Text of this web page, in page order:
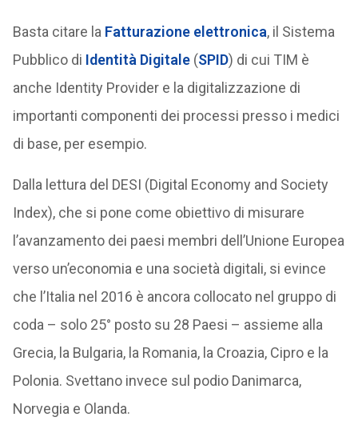
Basta citare la Fatturazione elettronica, il Sistema
Pubblico di Identità Digitale(SPID) di cui TIM è
anche Identity Provider e la digitalizzazione di
importanti componenti dei processi presso i medici
di base, per esempio.
Dalla lettura del DESI (Digital Economy and Society
Index), che si pone come obiettivo di misurare
l’avanzamento dei paesi membri dell’Unione Europea
verso un’economia e una società digitali, si evince
che l’Italia nel 2016 è ancora collocato nel gruppo di
coda – solo 25° posto su 28 Paesi – assieme alla
Grecia, la Bulgaria, la Romania, la Croazia, Cipro e la
Polonia. Svettano invece sul podio Danimarca,
Norvegia e Olanda.